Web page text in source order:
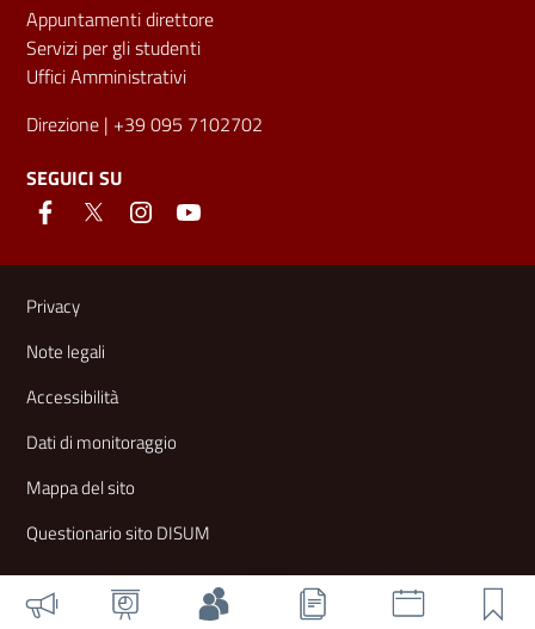
Appuntamenti direttore
Servizi per gli studenti
Uffici Amministrativi
Direzione | +39 095 7102702
SEGUICI SU
Link e informazioni utili
Privacy
Note legali
Accessibilità
Dati di monitoraggio
Mappa del sito
Questionario sito DISUM